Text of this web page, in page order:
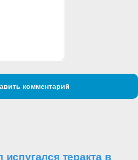
комментарий
теракта в